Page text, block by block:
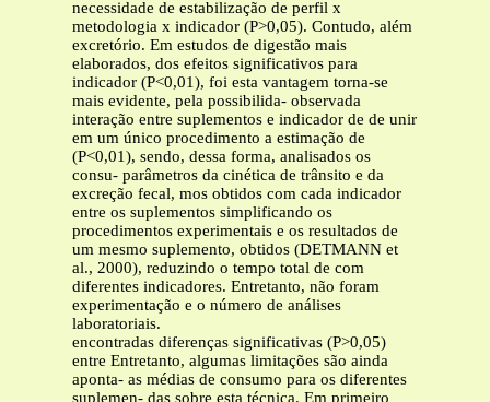
necessidade de estabilização de perfil x
metodologia x indicador (P>0,05). Contudo, além
excretório. Em estudos de digestão mais
elaborados, dos efeitos significativos para
indicador (P<0,01), foi esta vantagem torna-se
mais evidente, pela possibilida- observada
interação entre suplementos e indicador de de unir
em um único procedimento a estimação de
(P<0,01), sendo, dessa forma, analisados os
consu- parâmetros da cinética de trânsito e da
excreção fecal, mos obtidos com cada indicador
entre os suplementos simplificando os
procedimentos experimentais e os resultados de
um mesmo suplemento, obtidos (DETMANN et
al., 2000), reduzindo o tempo total de com
diferentes indicadores. Entretanto, não foram
experimentação e o número de análises
laboratoriais.
encontradas diferenças significativas (P>0,05)
entre Entretanto, algumas limitações são ainda
aponta- as médias de consumo para os diferentes
suplemen- das sobre esta técnica. Em primeiro